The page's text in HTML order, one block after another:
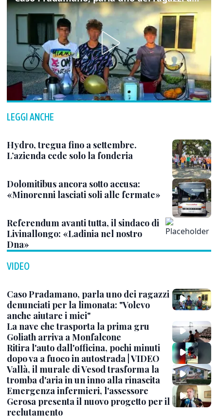
LEGGI ANCHE
Hydro, tregua fino a settembre.
L’azienda cede solo la fonderia
Dolomitibus ancora sotto accusa:
«Minorenni lasciati soli alle fermate»
Referendum avanti tutta, il sindaco di
Livinallongo: «Ladinia nel nostro
Dna»
VIDEO
Caso Pradamano, parla uno dei ragazzi
denunciati per la limonata: "Volevo
anche aiutare i miei"
La nave che trasporta la prima gru
Goliath arriva a Monfalcone
Ritira l'auto dall'officina, pochi minuti
dopo va a fuoco in autostrada | VIDEO
Vallà, il murale di Vesod trasforma la
tromba d'aria in un inno alla rinascita
Emergenza infermieri, l'assessore
Gerosa presenta il nuovo progetto per il
reclutamento